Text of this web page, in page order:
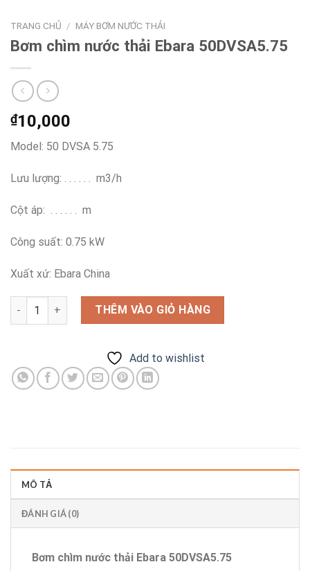
TRANG CHỦ / MÁY BƠM NƯỚC THẢI
Bơm chìm nước thải Ebara 50DVSA5.75
₫10,000
Model: 50 DVSA 5.75
Lưu lượng: . . . . . . m3/h
Cột áp: . . . . . . m
Công suất: 0.75 kW
Xuất xứ: Ebara China
Bơm chìm nước thải Ebara 50DVSA5.75 số lượng
THÊM VÀO GIỎ HÀNG
Add to wishlist
MÔ TẢ
ĐÁNH GIÁ (0)
Bơm chìm nước thải Ebara 50DVSA5.75